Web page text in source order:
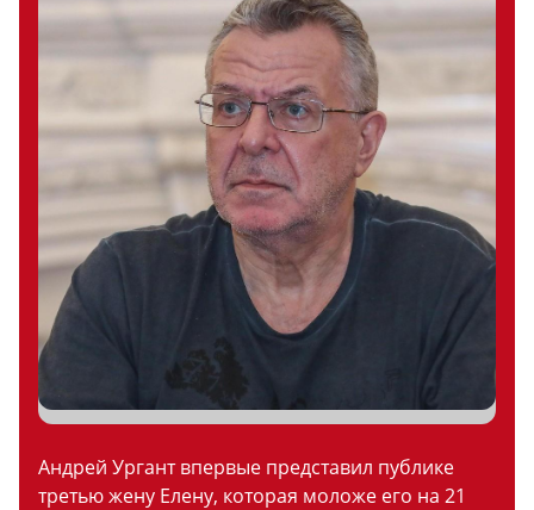
Андрей Ургант впервые представил публике
третью жену Елену, которая моложе его на 21